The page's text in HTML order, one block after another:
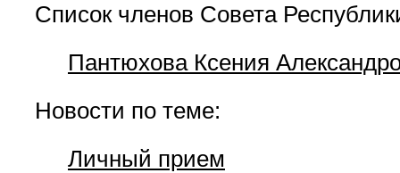
Список членов Совета
Пантюхова Ксения
Новости по теме:
Личный прием